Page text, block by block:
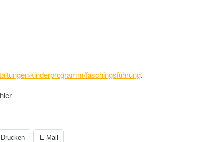
kinderprogramm/faschingsführung.
Drucken E-Mail